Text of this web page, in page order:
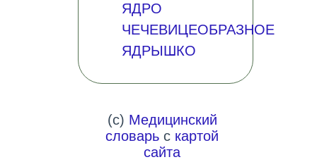
ЯДРО
ЧЕЧЕВИЦЕОБРАЗНОЕ
ЯДРЫШКО
(c) Медицинский
словарь с картой
сайта